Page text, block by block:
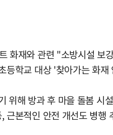
화재와 관련 "소방시설
등학교 대상 '찾아가는 화
위해 방과 후 마을 돌봄 시
근본적인 안전 개선도 병행